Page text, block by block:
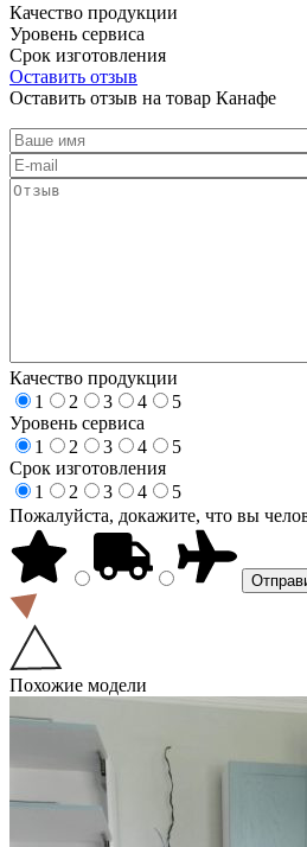
Качество продукции
Уровень сервиса
Срок изготовления
Оставить отзыв
Оставить отзыв на товар Канафе
Качество продукции
1
2 3 4
5
Уровень сервиса
1
2 3 4
5
Срок изготовления
1
2 3 4
5
Пожалуйста, докажите, что вы
Похожие модели